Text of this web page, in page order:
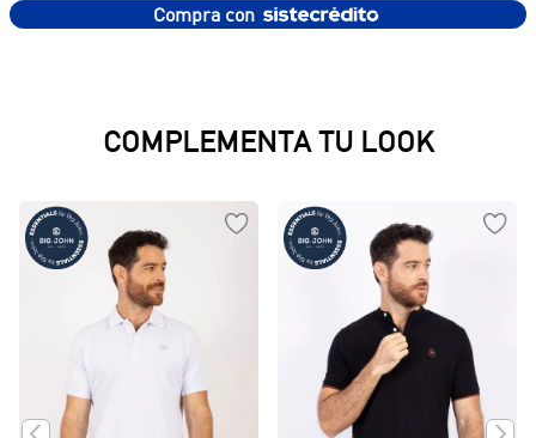
Compra con
129.950 $ 129 .950
COMPLEMENTA TU LOOK